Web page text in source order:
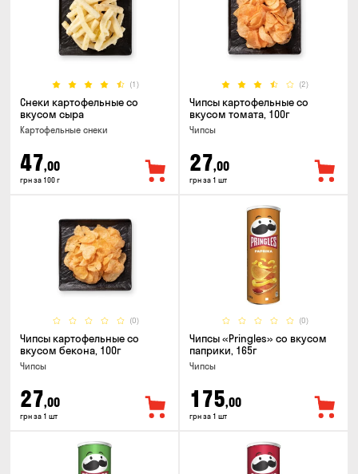
(1)
Снеки картофельные со
вкусом сыра
Картофельные снеки
47,00
грн за 100 г
(2)
Чипсы картофельные со
вкусом томата, 100г
Чипсы
27,00
грн за 1 шт
(0)
Чипсы картофельные со
вкусом бекона, 100г
Чипсы
27,00
грн за 1 шт
(0)
Чипсы «Pringles» со вкусом
паприки, 165г
Чипсы
175,00
грн за 1 шт